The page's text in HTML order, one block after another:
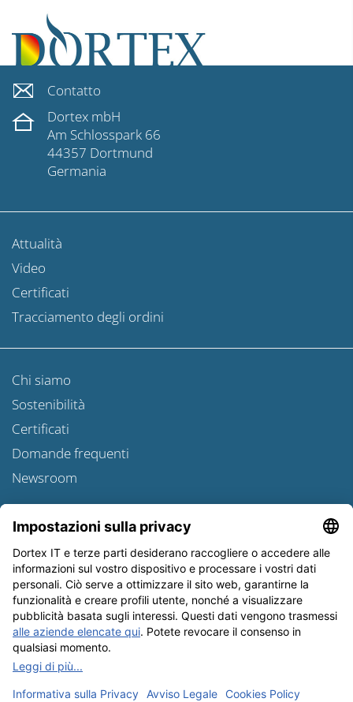
Contatto
Dortex mbH
Am Schlosspark 66
44357 Dortmund
Germania
Attualità
Video
Certificati
Tracciamento degli ordini
Chi siamo
Sostenibilità
Certificati
Domande frequenti
Newsroom
Informativa sulle spedizioni
Newsletter
Tutela dei dati
Condizioni Generali
Editoriale
I nostri metodi di pagamento: